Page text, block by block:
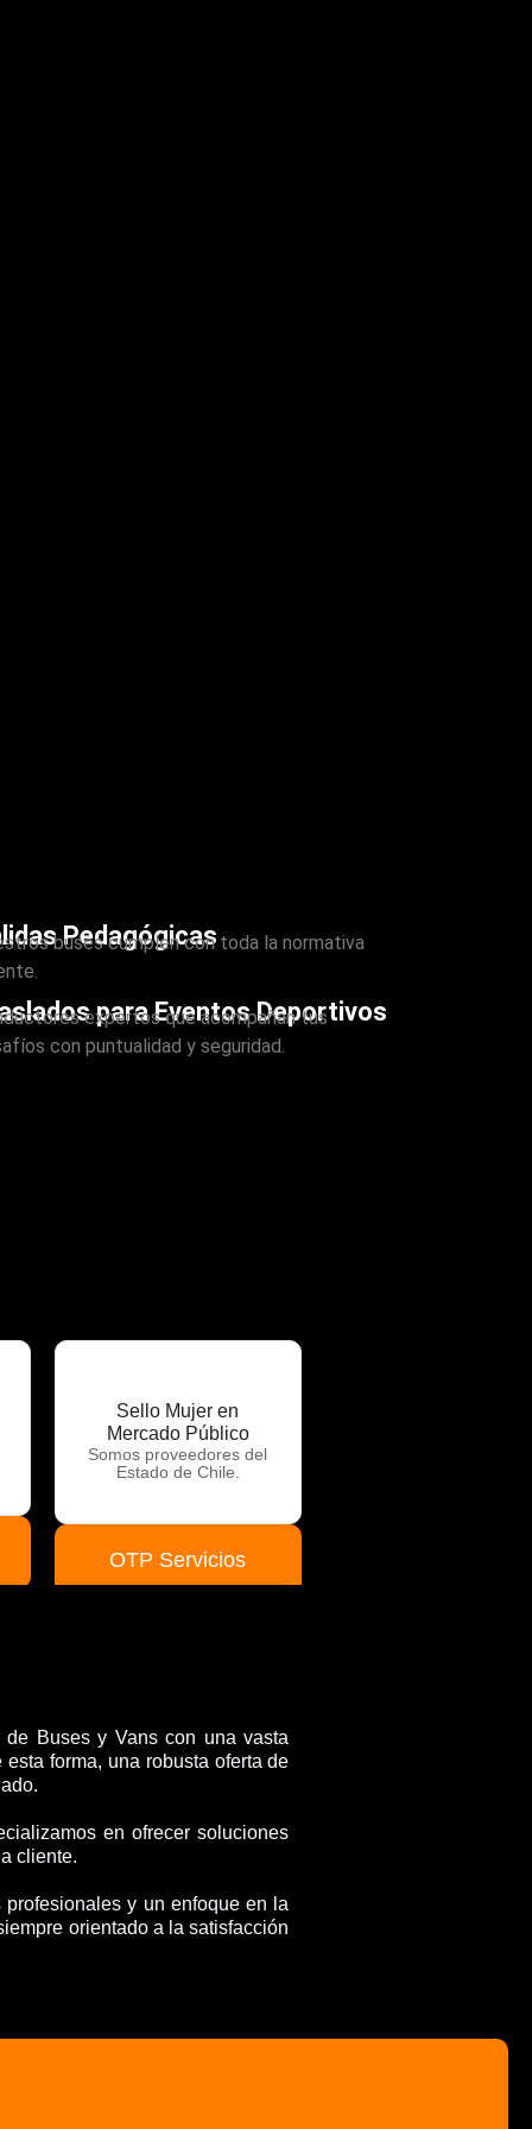
Pedagógicas
buses cumplen con toda la normativa
para Eventos Deportivos
expertos que acompañan tus
con puntualidad y seguridad.
Sello Mujer en
Mercado Público
Somos proveedores del
Estado de Chile.
OTP Servicios
Buses y Vans con una vasta
forma, una robusta oferta de
en ofrecer soluciones
cliente.
y un enfoque en la
orientado a la satisfacción